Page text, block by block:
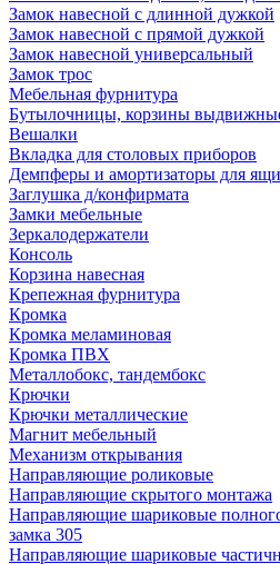
Замок навесной с длинной дужкой
Замок навесной с прямой дужкой
Замок навесной универсальный
Замок трос
Мебельная фурнитура
Бутылочницы, корзины
Вешалки
Вкладка для столовых приборов
Демпферы и амортизаторы для
Заглушка д/конфирмата
Замки мебельные
Зеркалодержатели
Консоль
Корзина навесная
Крепежная фурнитура
Кромка
Кромка меламиновая
Кромка ПВХ
Металлобокс, тандембокс
Крючки
Крючки металлические
Магнит мебельный
Механизм открывания
Направляющие роликовые
Направляющие скрытого монтажа
Направляющие шариковые
замка 305
Направляющие шариковые